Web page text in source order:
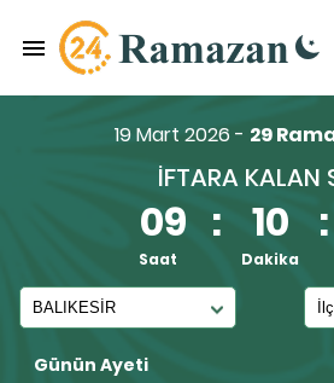
Günün Ayeti
19 Mart 2026 - 29
İFTARA KALAN
09 : 10 :
Saat Dakika